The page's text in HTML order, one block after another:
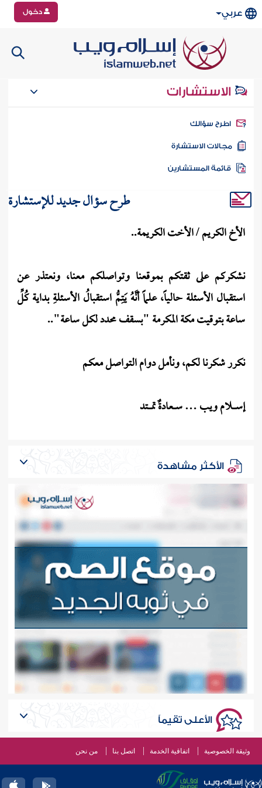
عربي دخول
الاستشارات
سؤالك
الاستشارة
المستشارين طرح سؤال جديد للإستشارة
الأخ الكريم / الأخت الكريمة..
نشكركم على ثقتكم بموقعنا وتواصلكم معنا، ونعتذر عن
استقبال الأسئلة حالياً، علماً أنَّهُ يَتِمُّ استقبالُ الأسئلةِ بداية كُلِّ
ساعة بتوقيت مكة المكرمة "بسقف محدد لكل ساعة"..
نكرر شكرنا لكم، ونأمل دوام التواصل معكم
إســــــلام ويب … ســــعادةٌ تمـــــتد
الأكثر مشاهدة
الأعلى تقيماً
وثيقة الخصوصية اتفاقية الخدمة اتصل بنا من نحن